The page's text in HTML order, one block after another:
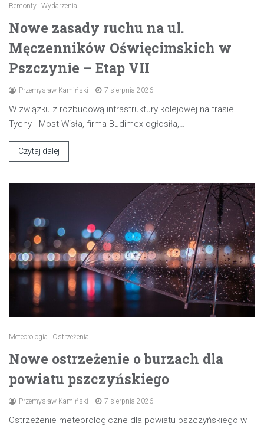
Remonty Wydarzenia
Nowe zasady ruchu na ul.
Męczenników Oświęcimskich w
Pszczynie – Etap VII
Przemysław Kamiński 7 sierpnia 2026
W związku z rozbudową infrastruktury kolejowej na trasie
Tychy - Most Wisła, firma Budimex ogłosiła,…
Czytaj dalej
Meteorologia Ostrzeżenia
Nowe ostrzeżenie o burzach dla
powiatu pszczyńskiego
Przemysław Kamiński 7 sierpnia 2026
Ostrzeżenie meteorologiczne dla powiatu pszczyńskiego w